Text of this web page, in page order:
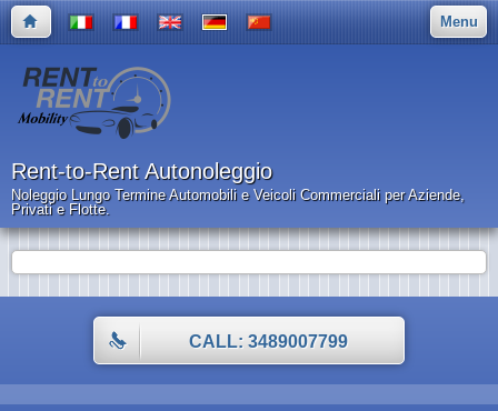
Menu
Rent-to-Rent Autonoleggio
Noleggio Lungo Termine Automobili e Veicoli Commerciali per Aziende,
Privati e Flotte.
CALL: 3489007799